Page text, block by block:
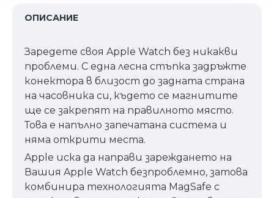
ОПИСАНИЕ
Заредете своя Apple Watch без никакви
проблеми. С една лесна стъпка задръжте
конектора в близост до задната страна
на часовника си, където се магнитите
ще се закрепят на правилното място.
Това е напълно запечатана система и
няма открити места.
Apple иска да направи зареждането на
Вашия Apple Watch безпроблемно, затова
комбинира технологията MagSafe с